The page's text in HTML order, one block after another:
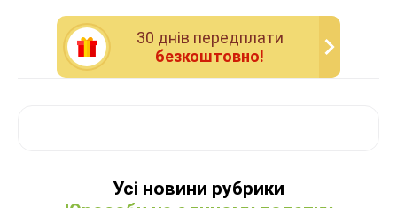
30 днiв передплати
безкоштовно!
Усі новини рубрики